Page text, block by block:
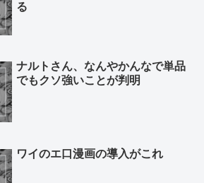
る
ナルトさん、なんやかんなで単品
でもクソ強いことが判明
ワイのエ口漫画の導入がこれ